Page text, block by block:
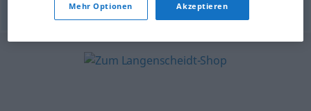
© OpenThesaurus.de
Mehr Optionen Akzeptieren